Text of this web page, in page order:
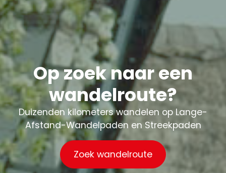
Op zoek naar een
wandelroute?
Duizenden kilometers wandelen op Lange-
Afstand-Wandelpaden en Streekpaden
Zoek wandelroute